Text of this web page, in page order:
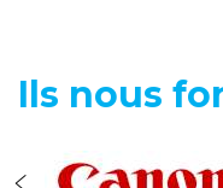
Ils nous